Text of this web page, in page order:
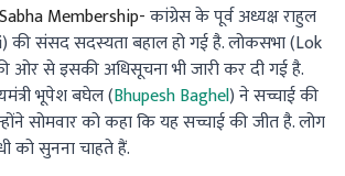
Membership-कांग्रेस के पूर्व अध्यक्ष राहुल
की संसद सदस्यता बहाल हो गई है. लोकसभा (Lok
ओर से इसकी अधिसूचना भी जारी कर दी गई है.
भूपेश बघेल (Bhupesh Baghel) ने सच्चाई की
सोमवार को कहा कि यह सच्चाई की जीत है. लोग
को सुनना चाहते हैं.